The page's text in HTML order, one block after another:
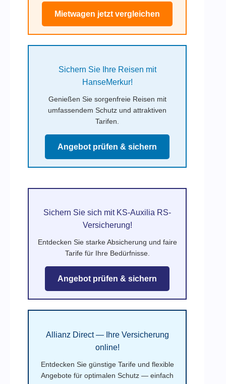
Mietwagen jetzt vergleichen
Sichern Sie Ihre Reisen mit
HanseMerkur!
Genießen Sie sorgenfreie Reisen mit
umfassendem Schutz und attraktiven
Tarifen.
Angebot prüfen & sichern
Sichern Sie sich mit KS-Auxilia RS-
Versicherung!
Entdecken Sie starke Absicherung und faire
Tarife für Ihre Bedürfnisse.
Angebot prüfen & sichern
Allianz Direct — Ihre Versicherung
online!
Entdecken Sie günstige Tarife und flexible
Angebote für optimalen Schutz — einfach